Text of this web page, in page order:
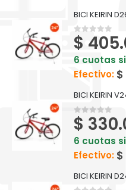
BICI KEIRIN
0out of 5
$
6 cuotas
Efectivo: $
BICI KEIRIN
0out of 5
$
6 cuotas
Efectivo: $
BICI KEIRIN